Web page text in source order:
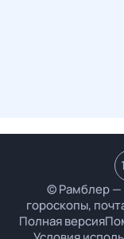
© Рамблер —
гороскопы,
Полная версия